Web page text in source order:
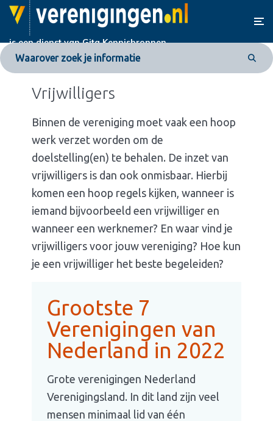
is een dienst vanGita Kennisbronnen
Vrijwilligers
Binnen de vereniging moet vaak een hoop
werk verzet worden om de
doelstelling(en) te behalen. De inzet van
vrijwilligers is dan ook onmisbaar. Hierbij
komen een hoop regels kijken, wanneer is
iemand bijvoorbeeld een vrijwilliger en
wanneer een werknemer? En waar vind je
vrijwilligers voor jouw vereniging? Hoe kun
je een vrijwilliger het beste begeleiden?
Grootste 7
Verenigingen van
Nederland in 2022
Grote verenigingen Nederland
Verenigingsland. In dit land zijn veel
mensen minimaal lid van één